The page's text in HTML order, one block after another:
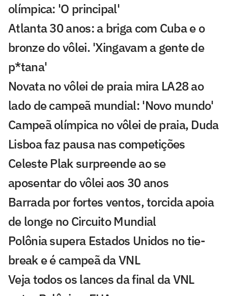
olímpica: 'O principal'
Atlanta 30 anos: a briga com Cuba e o
bronze do vôlei. 'Xingavam a gente de
p*tana'
Novata no vôlei de praia mira LA28 ao
lado de campeã mundial: 'Novo mundo'
Campeã olímpica no vôlei de praia, Duda
Lisboa faz pausa nas competições
Celeste Plak surpreende ao se
aposentar do vôlei aos 30 anos
Barrada por fortes ventos, torcida apoia
de longe no Circuito Mundial
Polônia supera Estados Unidos no tie-
break e é campeã da VNL
Veja todos os lances da final da VNL